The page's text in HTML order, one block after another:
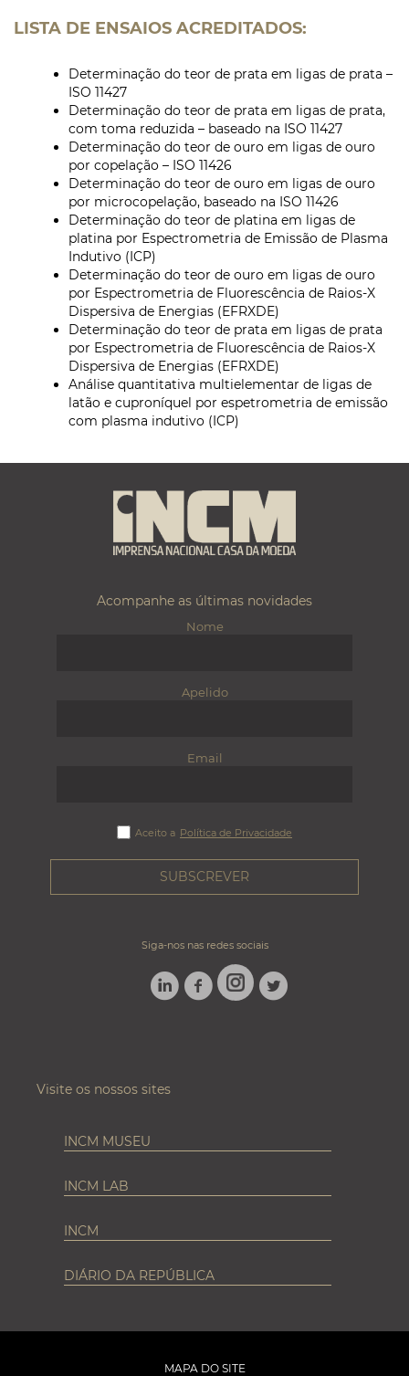
LISTA DE ENSAIOS ACREDITADOS:
Determinação do teor de prata em ligas de prata –
ISO 11427
Determinação do teor de prata em ligas de prata,
com toma reduzida – baseado na ISO 11427
Determinação do teor de ouro em ligas de ouro
por copelação – ISO 11426
Determinação do teor de ouro em ligas de ouro
por microcopelação, baseado na ISO 11426
Determinação do teor de platina em ligas de
platina por Espectrometria de Emissão de Plasma
Indutivo (ICP)
Determinação do teor de ouro em ligas de ouro
por Espectrometria de Fluorescência de Raios-X
Dispersiva de Energias (EFRXDE)
Determinação do teor de prata em ligas de prata
por Espectrometria de Fluorescência de Raios-X
Dispersiva de Energias (EFRXDE)
Análise quantitativa multielementar de ligas de
latão e cuproníquel por espetrometria de emissão
com plasma indutivo (ICP)
Acompanhe as últimas novidades
Nome
Apelido
Email
Aceito a Política de Privacidade
Siga-nos nas redes sociais
LINKEDINFACEBOOK
INSTAGRAM
TWITTER
Visite os nossos sites
INCM MUSEU
INCM LAB
INCM
DIÁRIO DA REPÚBLICA
MAPA DO SITE